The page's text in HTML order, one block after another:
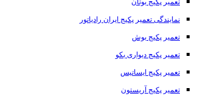
تعمیر پکیج بوتان
نمایندگی تعمیر پکیج ایران رادیاتور
تعمیر پکیج بوش
تعمیر پکیج دیواری بکو
تعمیر پکیج ایساتیس
تعمیر پکیج آریستون